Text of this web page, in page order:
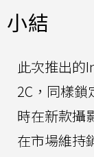
小結
此次推出的
2C，同樣
時在新款攝
在市場維持